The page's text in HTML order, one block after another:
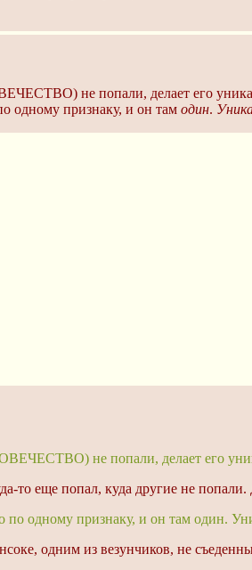
не попали, делает его
одному признаку, и он там один.
не попали, делает его
то еще попал, куда другие не
по одному признаку, и он там один.
одним из везунчиков, не